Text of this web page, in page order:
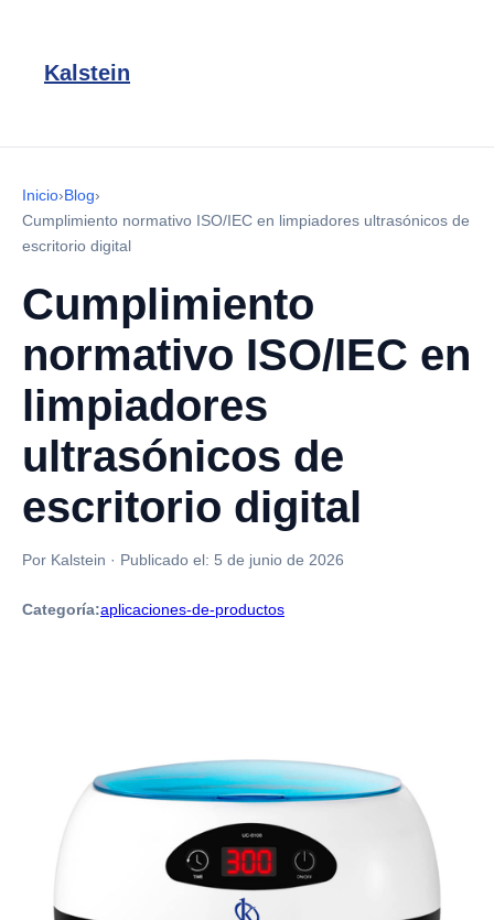
Kalstein
Inicio›Blog›
Cumplimiento normativo ISO/IEC en limpiadores ultrasónicos de
escritorio digital
Cumplimiento
normativo ISO/IEC en
limpiadores
ultrasónicos de
escritorio digital
Por Kalstein · Publicado el: 5 de junio de 2026
Categoría:aplicaciones-de-productos